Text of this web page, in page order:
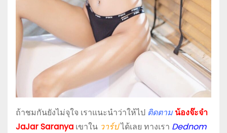
ถ้าชมกันยังไม่จุใจ เราแนะนำว่าให้ไป ติดตาม น้องจ๊ะจ๋า
JaJar Saranya เขาใน วาร์ปได้เลย ทางเรา Dednom